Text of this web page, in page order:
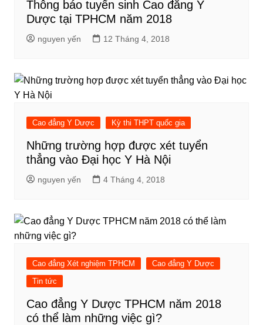
Thông báo tuyển sinh Cao đẳng Y
Dược tại TPHCM năm 2018
nguyen yến 12 Tháng 4, 2018
Cao đẳng Y Dược Kỳ thi THPT quốc gia
Những trường hợp được xét tuyển
thẳng vào Đại học Y Hà Nội
nguyen yến 4 Tháng 4, 2018
Cao đẳng Xét nghiệm TPHCM
Cao đẳng Y Dược
Tin tức
Cao đẳng Y Dược TPHCM năm 2018
có thể làm những việc gì?